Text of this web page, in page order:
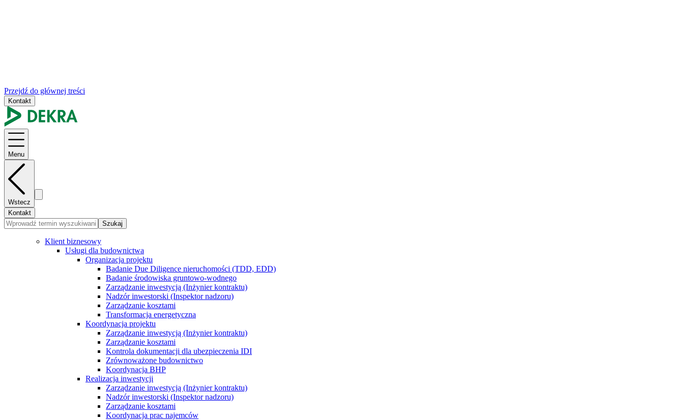
Przejdź do głównej treści
Kontakt
Menu
Wstecz
Kontakt
Szukaj
Klient biznesowy
Usługi dla budownictwa
Organizacja projektu
Badanie Due Diligence nieruchomości (TDD, EDD)
Badanie środowiska gruntowo-wodnego
Zarządzanie inwestycją (Inżynier kontraktu)
Nadzór inwestorski (Inspektor nadzoru)
Zarządzanie kosztami
Transformacja energetyczna
Koordynacja projektu
Zarządzanie inwestycją (Inżynier kontraktu)
Zarządzanie kosztami
Kontrola dokumentacji dla ubezpieczenia IDI
Zrównoważone budownictwo
Koordynacja BHP
Realizacja inwestycji
Zarządzanie inwestycją (Inżynier kontraktu)
Nadzór inwestorski (Inspektor nadzoru)
Zarządzanie kosztami
Koordynacja prac najemców